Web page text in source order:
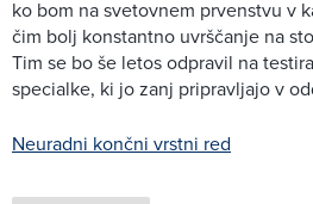
ko bom na svetovnem prvenstvu v
čim bolj konstantno uvrščanje na
Tim se bo še letos odpravil na
specialke, ki jo zanj pripravljajo v
Neuradni končni vrstni red